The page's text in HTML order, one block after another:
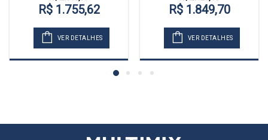
R$ 1.755,62
VER DETALHES
R$ 1.849,70
VER DETALHES